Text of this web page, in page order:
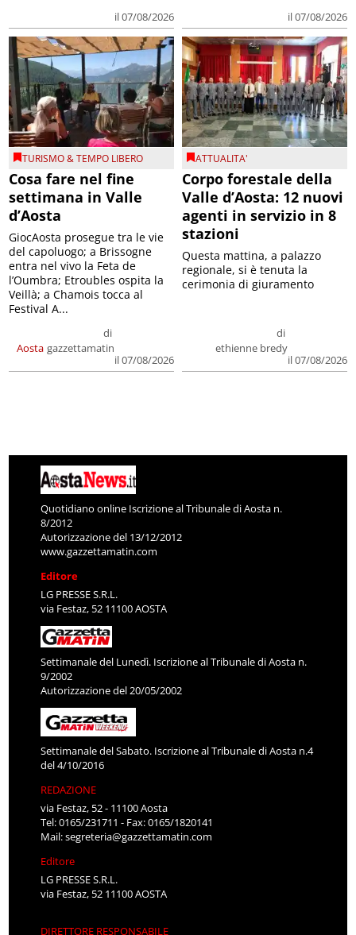
il 07/08/2026 il 07/08/2026
TURISMO & TEMPO LIBERO
Cosa fare nel fine
settimana in Valle
d’Aosta
Aosta
di
gazzettamatin
il 07/08/2026
GiocAosta prosegue tra le vie
del capoluogo; a Brissogne
entra nel vivo la Feta de
l’Oumbra; Etroubles ospita la
Veillà; a Chamois tocca al
Festival A...
ATTUALITA'
Corpo forestale della
Valle d’Aosta: 12 nuovi
agenti in servizio in 8
stazioni
di
ethienne bredy
il 07/08/2026
Questa mattina, a palazzo
regionale, si è tenuta la
cerimonia di giuramento
Quotidiano online Iscrizione al Tribunale di Aosta n.
8/2012
Autorizzazione del 13/12/2012
www.gazzettamatin.com
Editore
LG PRESSE S.R.L.
via Festaz, 52 11100 AOSTA
Settimanale del Lunedì. Iscrizione al Tribunale di Aosta n.
9/2002
Autorizzazione del 20/05/2002
Settimanale del Sabato. Iscrizione al Tribunale di Aosta n.4
del 4/10/2016
REDAZIONE
via Festaz, 52 - 11100 Aosta
Tel: 0165/231711 - Fax: 0165/1820141
Mail:segreteria@gazzettamatin.com
Editore
LG PRESSE S.R.L.
via Festaz, 52 11100 AOSTA
DIRETTORE RESPONSABILE